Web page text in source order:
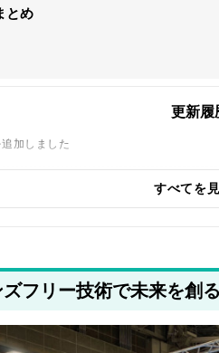
とめ
更新履
加しました
した
すべてを
フリー技術で未来を創